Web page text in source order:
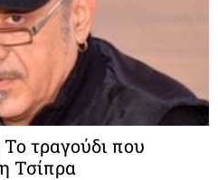
τραγούδι που
Τσίπρα